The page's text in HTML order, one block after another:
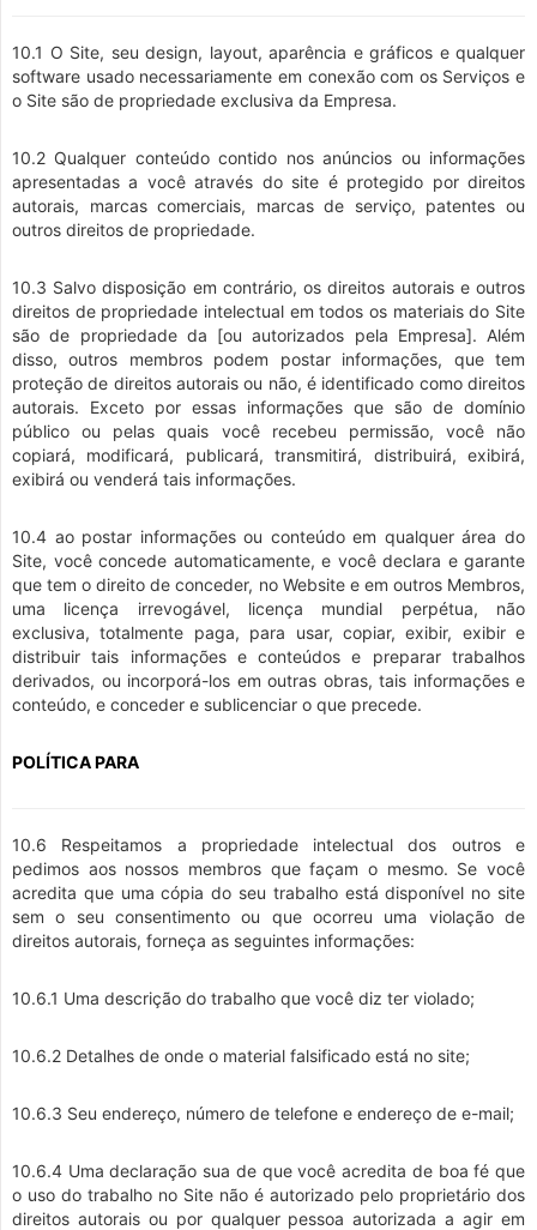
10.1 O Site, seu design, layout, aparência e gráficos e qualquer
software usado necessariamente em conexão com os Serviços e
o Site são de propriedade exclusiva da Empresa.
10.2 Qualquer conteúdo contido nos anúncios ou informações
apresentadas a você através do site é protegido por direitos
autorais, marcas comerciais, marcas de serviço, patentes ou
outros direitos de propriedade.
10.3 Salvo disposição em contrário, os direitos autorais e outros
direitos de propriedade intelectual em todos os materiais do Site
são de propriedade da [ou autorizados pela Empresa]. Além
disso, outros membros podem postar informações, que tem
proteção de direitos autorais ou não, é identificado como direitos
autorais. Exceto por essas informações que são de domínio
público ou pelas quais você recebeu permissão, você não
copiará, modificará, publicará, transmitirá, distribuirá, exibirá,
exibirá ou venderá tais informações.
10.4 ao postar informações ou conteúdo em qualquer área do
Site, você concede automaticamente, e você declara e garante
que tem o direito de conceder, no Website e em outros Membros,
uma licença irrevogável, licença mundial perpétua, não
exclusiva, totalmente paga, para usar, copiar, exibir, exibir e
distribuir tais informações e conteúdos e preparar trabalhos
derivados, ou incorporá-los em outras obras, tais informações e
conteúdo, e conceder e sublicenciar o que precede.
POLÍTICA PARA
10.6 Respeitamos a propriedade intelectual dos outros e
pedimos aos nossos membros que façam o mesmo. Se você
acredita que uma cópia do seu trabalho está disponível no site
sem o seu consentimento ou que ocorreu uma violação de
direitos autorais, forneça as seguintes informações:
10.6.1 Uma descrição do trabalho que você diz ter violado;
10.6.2 Detalhes de onde o material falsificado está no site;
10.6.3 Seu endereço, número de telefone e endereço de e-mail;
10.6.4 Uma declaração sua de que você acredita de boa fé que
o uso do trabalho no Site não é autorizado pelo proprietário dos
direitos autorais ou por qualquer pessoa autorizada a agir em